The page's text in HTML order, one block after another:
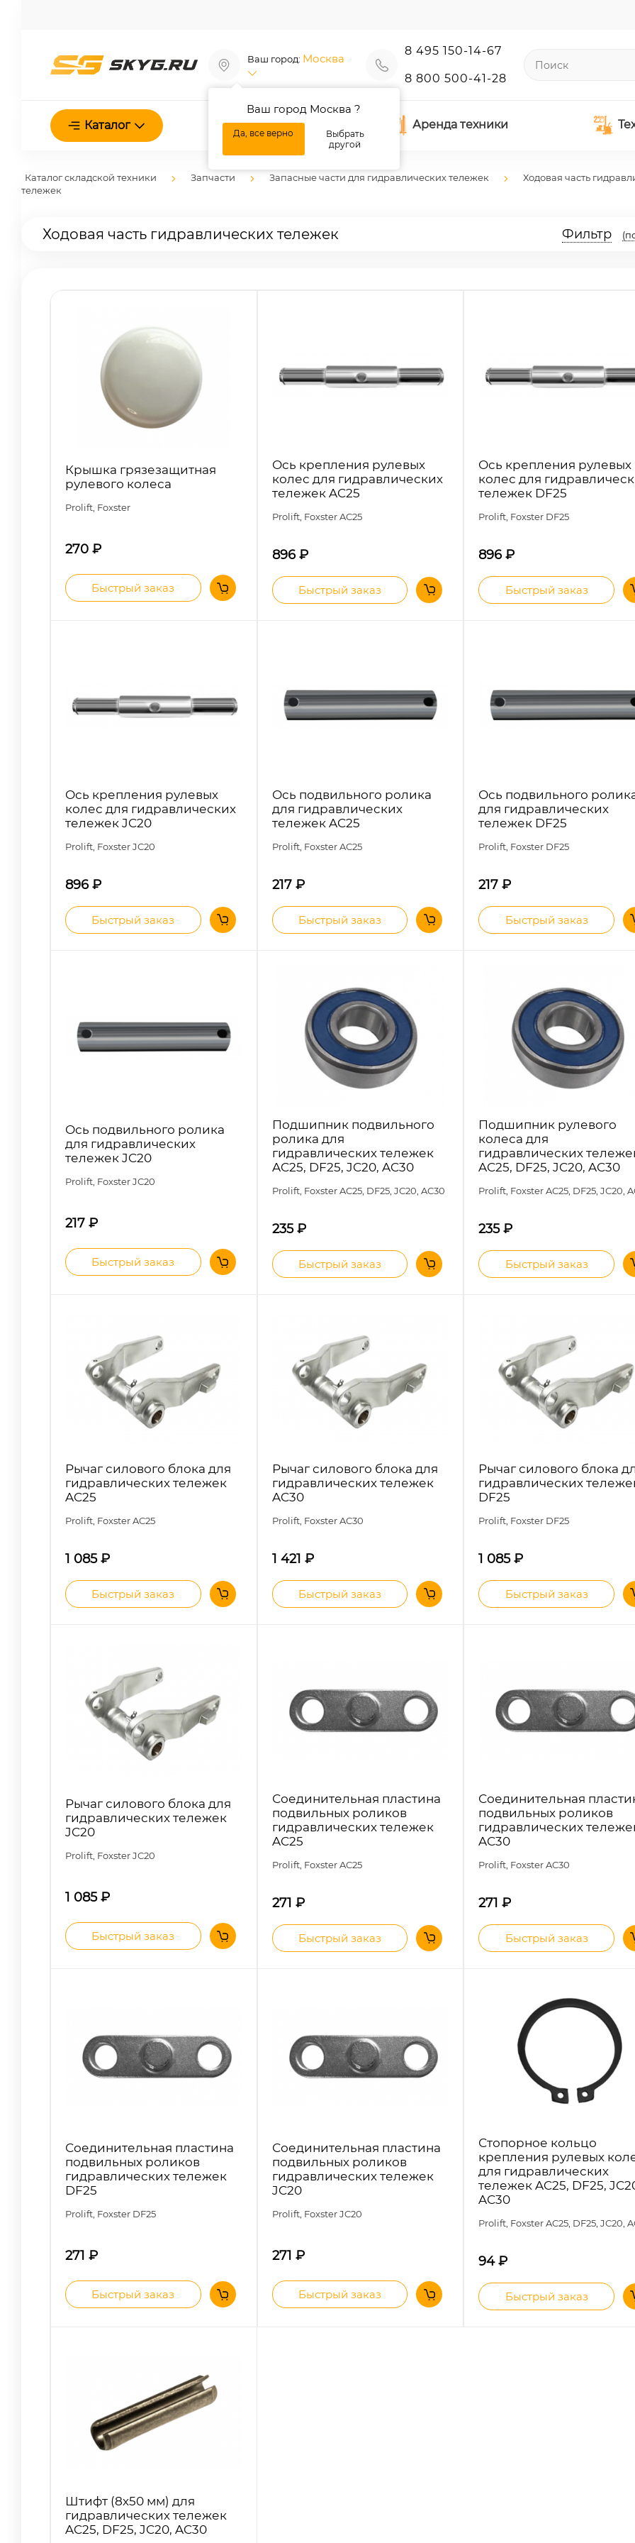
Ваш город: Москва
Ваш город Москва ?
Да, все верно
Выбрать
другой
8 495 150-14-67
8 800 500-41-28
Каталог О нас Аренда техники
Каталог складской техники Запчасти Запасные части для гидравлических тележек
Ходовая часть
тележек
Ходовая часть гидравлических тележек Фильтр
Крышка грязезащитная
рулевого колеса
Prolift, Foxster
270 ₽
Быстрый заказ
Ось крепления рулевых
колес для гидравлических
тележек AC25
Prolift, FoxsterAC25
896₽
Быстрый заказ
Ось крепления рулевых
колес для
тележек DF25
Prolift, Foxster DF25
896₽
Быстрый заказ
Ось крепления рулевых
колес для гидравлических
тележек JC20
Prolift, FoxsterJC20
896₽
Быстрый заказ
Ось подвильного ролика
для гидравлических
тележек AC25
Prolift, FoxsterAC25
217 ₽
Быстрый заказ
Ось подвильного
для гидравлических
тележек DF25
Prolift, Foxster DF25
217₽
Быстрый заказ
Ось подвильного ролика
для гидравлических
тележек JC20
Prolift, FoxsterJC20
217 ₽
Быстрый заказ
Подшипник подвильного
ролика для
гидравлических тележек
AC25, DF25, JC20, AC30
Prolift, Foxster AC25, DF25, JC20, AC30
235₽
Быстрый заказ
Подшипник рулевого
колеса для
гидравлических
AC25, DF25, JC20, AC30
Prolift, Foxster AC25, DF25, JC20,
235₽
Быстрый заказ
Рычаг силового блока для
гидравлических тележек
AC25
Prolift, FoxsterAC25
1 085₽
Быстрый заказ
Рычаг силового блока для
гидравлических тележек
AC30
Prolift, FoxsterAC30
1 421 ₽
Быстрый заказ
Рычаг силового блока
гидравлических
DF25
Prolift, Foxster DF25
1 085₽
Быстрый заказ
Рычаг силового блока для
гидравлических тележек
JC20
Prolift, FoxsterJC20
1 085₽
Быстрый заказ
Соединительная пластина
подвильных роликов
гидравлических тележек
AC25
Prolift, Foxster AC25
271 ₽
Быстрый заказ
Соединительная
подвильных роликов
гидравлических
AC30
Prolift, Foxster AC30
271₽
Быстрый заказ
Соединительная пластина
подвильных роликов
гидравлических тележек
DF25
Prolift, Foxster DF25
271 ₽
Быстрый заказ
Соединительная пластина
подвильных роликов
гидравлических тележек
JC20
Prolift, FoxsterJC20
271 ₽
Быстрый заказ
Стопорное кольцо
крепления рулевых
для гидравлических
тележек AC25, DF25,
AC30
Prolift, Foxster AC25, DF25, JC20,
94₽
Быстрый заказ
Штифт (8х50 мм) для
гидравлических тележек
AC25, DF25, JC20, AC30